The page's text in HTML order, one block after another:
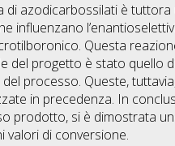
di azodicarbossilati è
influenzano
Questa
del progetto è stato quello
del processo. Queste,
in precedenza. In
prodotto, si è dimostrata
valori di conversione.